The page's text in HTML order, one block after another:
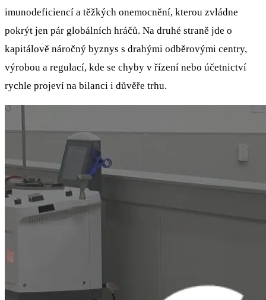
imunodeficiencí a těžkých onemocnění, kterou zvládne
pokrýt jen pár globálních hráčů. Na druhé straně jde o
kapitálově náročný byznys s drahými odběrovými centry,
výrobou a regulací, kde se chyby v řízení nebo účetnictví
rychle projeví na bilanci i důvěře trhu.